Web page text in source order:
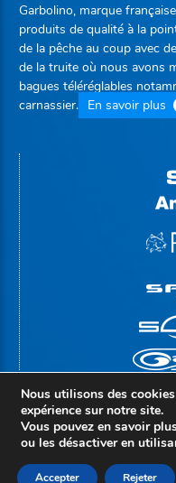
Garbolino, marque
produits de qualité à la
de la pêche au coup avec
de la truite où nous avons
bagues téléréglables
carnassier. En savoir plus
©
Groupe Rivolier
Nous utilisons des
expérience sur notre site.
Vous pouvez en savoir
ou les désactiver en
Accepter Rejeter